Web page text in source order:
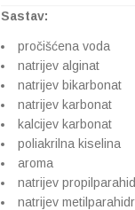
Sastav:
pročišćena voda
natrijev alginat
natrijev bikarbonat
natrijev karbonat
kalcijev karbonat
poliakrilna kiselina
aroma
natrijev
natrijev